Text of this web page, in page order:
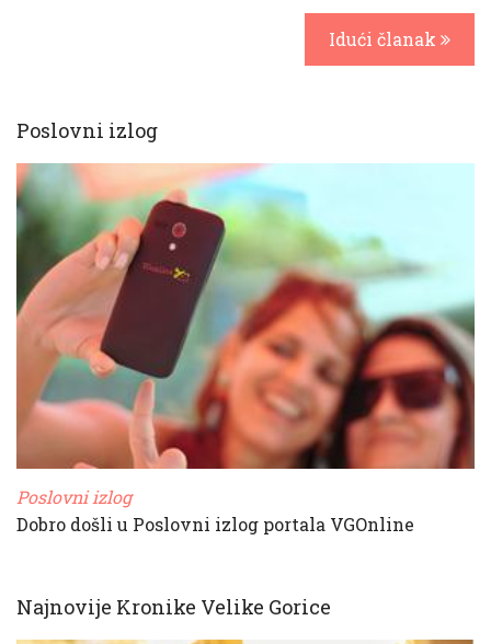
Idući članak
Poslovni izlog
Poslovni izlog
Dobro došli u Poslovni izlog portala VGOnline
Najnovije Kronike Velike Gorice